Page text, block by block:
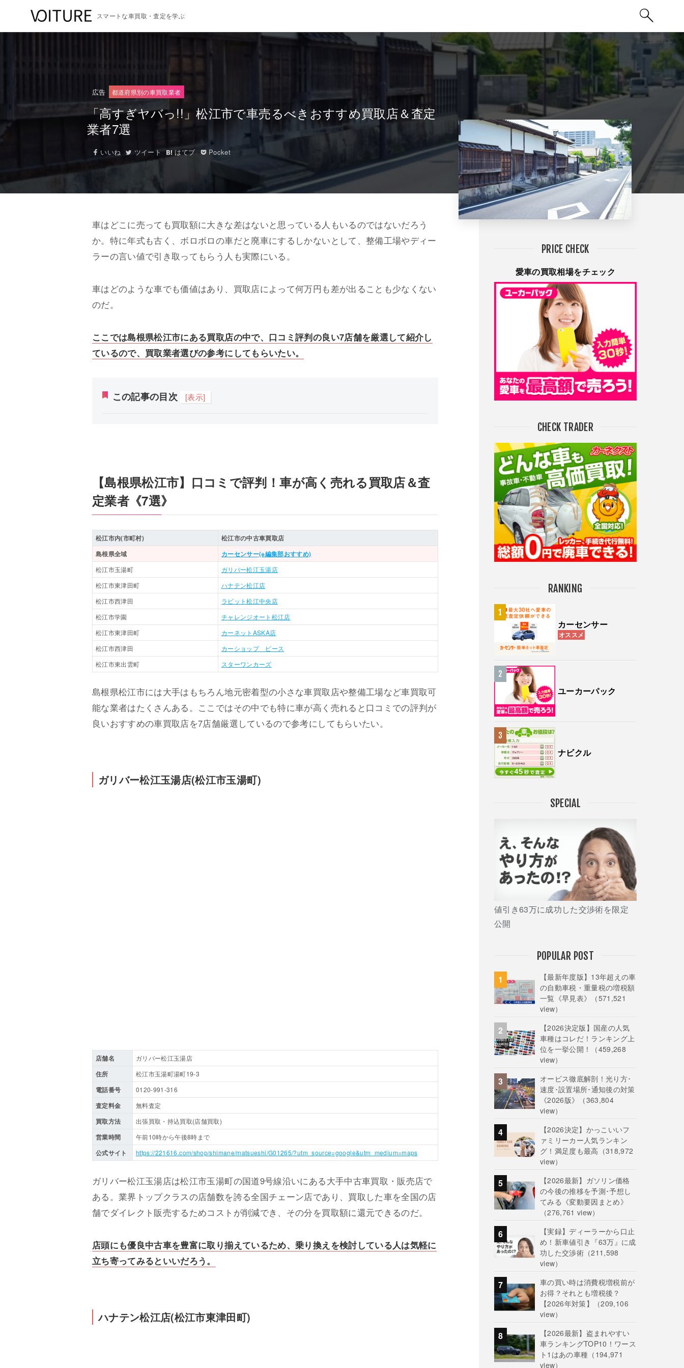
スマートな車買取・査定を学ぶ
広告 都道府県別の車買取業者
「高すぎヤバっ!!」松江市で車売るべきおすすめ買取店＆査定
業者7選
いいね ツイート はてブ Pocket
車はどこに売っても買取額に大きな差はないと思っている人もいるのではないだろう
か。特に年式も古く、ボロボロの車だと廃車にするしかないとして、整備工場やディー
ラーの言い値で引き取ってもらう人も実際にいる。
車はどのような車でも価値はあり、買取店によって何万円も差が出ることも少なくない
のだ。
ここでは島根県松江市にある買取店の中で、口コミ評判の良い7店舗を厳選して紹介し
ているので、買取業者選びの参考にしてもらいたい。
この記事の目次 [表示]
【島根県松江市】口コミで評判！車が高く売れる買取店＆査
定業者《7選》
松江市内(市町村)
松江市の中古車買取店
島根県全域
カーセンサー(※編集部おすすめ)
松江市玉湯町
ガリバー松江玉湯店
松江市東津田町
ハナテン松江店
松江市西津田
ラビット松江中央店
松江市学園
チャレンジオート松江店
松江市東津田町
カーネットASKA店
松江市西津田
カーショップ ピース
松江市東出雲町
スターワンカーズ
島根県松江市には大手はもちろん地元密着型の小さな車買取店や整備工場など車買取可
能な業者はたくさんある。ここではその中でも特に車が高く売れると口コミでの評判が
良いおすすめの車買取店を7店舗厳選しているので参考にしてもらいたい。
ガリバー松江玉湯店(松江市玉湯町)
店舗名 ガリバー松江玉湯店
住所 松江市玉湯町湯町19-3
電話番号 0120-991-316
査定料金 無料査定
買取方法 出張買取・持込買取(店舗買取)
営業時間 午前10時から午後8時まで
公式サイト https://221616.com/shop/shimane/matsueshi/G01265/?utm_source=google&utm_medium=maps
ガリバー松江玉湯店は松江市玉湯町の国道9号線沿いにある大手中古車買取・販売店で
ある。業界トップクラスの店舗数を誇る全国チェーン店であり、買取した車を全国の店
舗でダイレクト販売するためコストが削減でき、その分を買取額に還元できるのだ。
店頭にも優良中古車を豊富に取り揃えているため、乗り換えを検討している人は気軽に
立ち寄ってみるといいだろう。
ハナテン松江店(松江市東津田町)
PRICE CHECK
愛車の買取相場をチェック
CHECK TRADER
RANKING
カーセンサー
オススメ
ユーカーパック
ナビクル
SPECIAL
値引き63万に成功した交渉術を限定
公開
POPULAR POST
【最新年度版】13年超えの車
の自動車税・重量税の増税額
一覧《早見表》
（571,521
view）
【2026決定版】国産の人気
車種はコレだ！ランキング上
位を一挙公開！
（459,268
view）
オービス徹底解剖！光り方･
速度･設置場所･通知後の対策
《2026版》
（363,804
view）
【2026決定】かっこいいフ
ァミリーカー人気ランキン
グ！満足度も最高 （318,972
view）
【2026最新】ガソリン価格
の今後の推移を予測･予想し
てみる《変動要因まとめ》
（276,761 view）
【実録】ディーラーから口止
め！新車値引き『63万』に成
功した交渉術（211,598
view）
車の買い時は消費税増税前が
お得？それとも増税後？
【2026年対策】
（209,106
view）
【2026最新】盗まれやすい
車ランキングTOP10！ワース
ト1はあの車種 （194,971
view）